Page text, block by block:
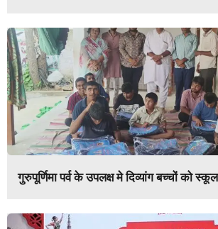
गुरुपूर्णिमा पर्व के उपलक्ष मे दिव्यांग बच्चों को